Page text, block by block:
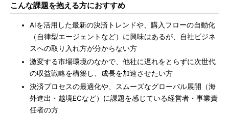
こんな課題を抱える方におすすめ
AIを活用した最新の決済トレンドや、購入フローの自動化
（自律型エージェントなど）に興味はあるが、自社ビジネ
スへの取り入れ方が分からない方
激変する市場環境のなかで、他社に遅れをとらずに次世代
の収益戦略を構築し、成長を加速させたい方
決済プロセスの最適化や、スムーズなグローバル展開（海
外進出・越境ECなど）に課題を感じている経営者・事業責
任者の方